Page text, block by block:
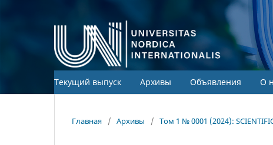
Текущий выпуск Архивы Объявления О
Главная / Архивы / Том 1 № 0001 (2024):